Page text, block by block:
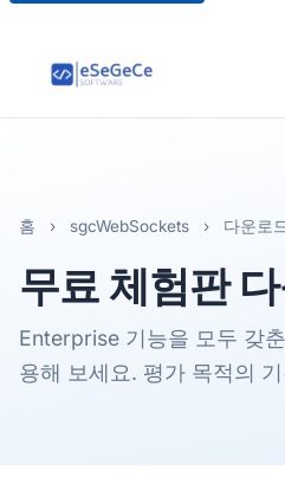
홈 › sgcWebSockets › 다운로
무료 체험판
Enterprise 기능을 모두 갖
용해 보세요. 평가 목적의